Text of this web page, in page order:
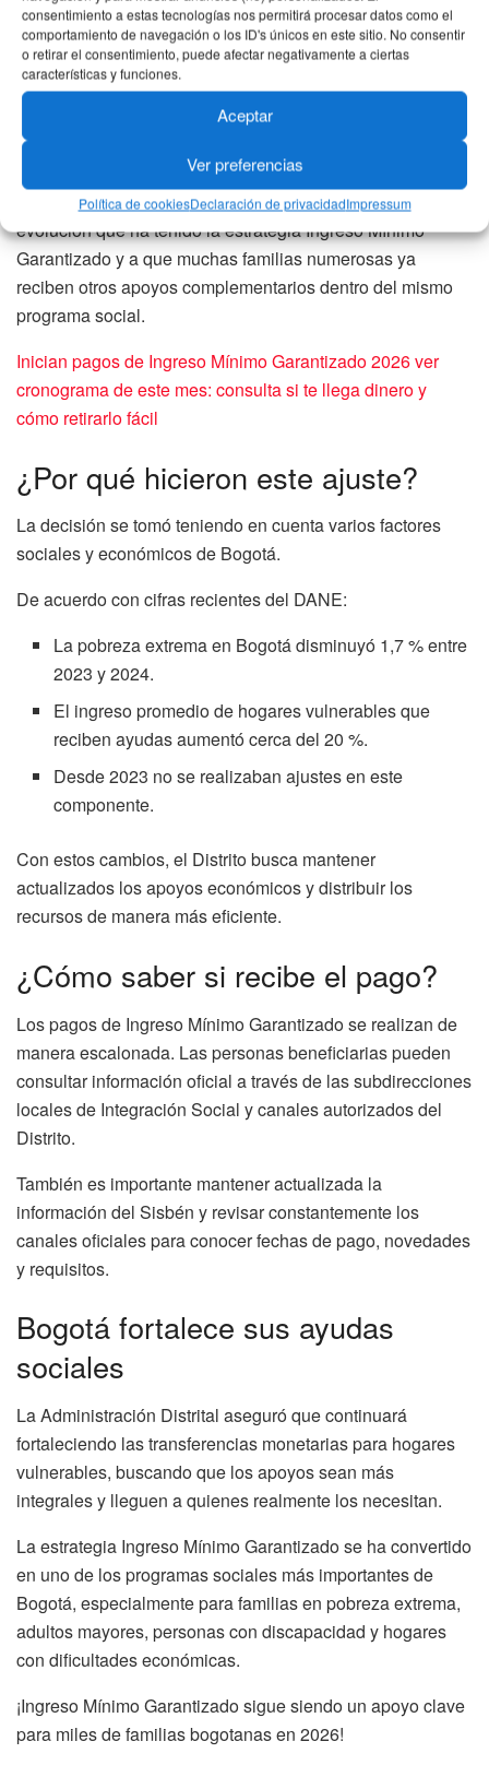
consentimiento a estas tecnologías nos permitirá procesar datos como el
comportamiento de navegación o los ID's únicos en este sitio. No consentir
o retirar el consentimiento, puede afectar negativamente a ciertas
características y funciones.
Aceptar
Ver preferencias
Política de cookiesDeclaración de privacidadImpressum
cinco o más integrantes.
Hasta el año 2025, el cálculo se realizaba tomando un
valor base por persona multiplicado por cinco. Sin
embargo, desde 2026 el cálculo se hará con un factor de
Según explicó el Distrito, esta modificación responde a la
evolución que ha tenido la estrategia Ingreso Mínimo
Garantizado y a que muchas familias numerosas ya
reciben otros apoyos complementarios dentro del mismo
programa social.
Inician pagos de Ingreso Mínimo Garantizado 2026 ver
cronograma de este mes: consulta si te llega dinero y
cómo retirarlo fácil
¿Por qué hicieron este ajuste?
La decisión se tomó teniendo en cuenta varios factores
sociales y económicos de Bogotá.
De acuerdo con cifras recientes del DANE:
La pobreza extrema en Bogotá disminuyó 1,7 % entre
2023 y 2024.
El ingreso promedio de hogares vulnerables que
reciben ayudas aumentó cerca del 20 %.
Desde 2023 no se realizaban ajustes en este
componente.
Con estos cambios, el Distrito busca mantener
actualizados los apoyos económicos y distribuir los
recursos de manera más eficiente.
¿Cómo saber si recibe el pago?
Los pagos de Ingreso Mínimo Garantizado se realizan de
manera escalonada. Las personas beneficiarias pueden
consultar información oficial a través de las subdirecciones
locales de Integración Social y canales autorizados del
Distrito.
También es importante mantener actualizada la
información del Sisbén y revisar constantemente los
canales oficiales para conocer fechas de pago, novedades
y requisitos.
Bogotá fortalece sus ayudas
sociales
La Administración Distrital aseguró que continuará
fortaleciendo las transferencias monetarias para hogares
vulnerables, buscando que los apoyos sean más
integrales y lleguen a quienes realmente los necesitan.
La estrategia Ingreso Mínimo Garantizado se ha convertido
en uno de los programas sociales más importantes de
Bogotá, especialmente para familias en pobreza extrema,
adultos mayores, personas con discapacidad y hogares
con dificultades económicas.
¡Ingreso Mínimo Garantizado sigue siendo un apoyo clave
para miles de familias bogotanas en 2026!